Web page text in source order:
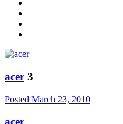
acer 3
Posted March 23, 2010
acer